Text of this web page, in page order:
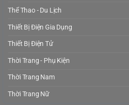
Thể Thao - Du Lịch
Thiết Bị Điện Gia Dụng
Thiết Bị Điện Tử
Thời Trang - Phụ Kiện
Thời Trang Nam
Thời Trang Nữ